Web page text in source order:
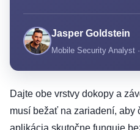
Jasper Goldstein
Mobile Security Analyst ·
Dajte obe vrstvy dokopy a
musí bežať na zariadení, aby
aplikácia skutočne funguje